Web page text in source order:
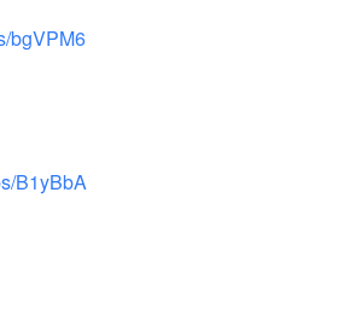
bgVPM6
B1yBbA